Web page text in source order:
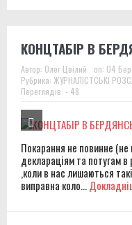
КОНЦТАБІР В
Автор: Олег Цвілий on: 04
Рубрика: ЖУРНАЛІСТСЬКІ
Переглядів: - 48
Покарання не повинне (не
деклараціям та потугам
,коли в нас лишаються
виправна коло...